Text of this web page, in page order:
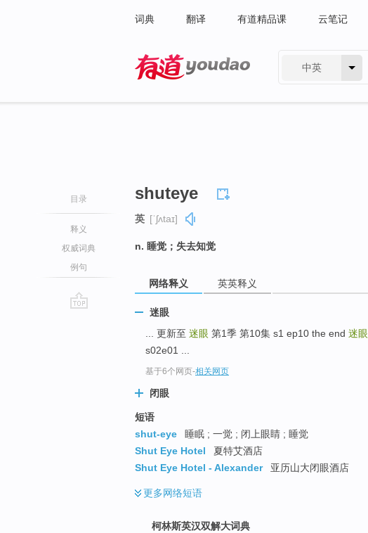
词典 翻译 有道精品课 云笔记
中英
目录
释义
权威词典
例句
shuteye
英 [ˈʃʌtaɪ]
n. 睡觉；失去知觉
网络释义 英英释义
迷眼
... 更新至 迷眼 第1季 第10集 s1 ep10 the end 迷眼
s02e01 ...
基于6个网页-相关网页
闭眼
短语
shut-eye
睡眠 ; 一觉 ; 闭上眼睛 ; 睡觉
Shut Eye Hotel
夏特艾酒店
Shut Eye Hotel - Alexander
亚历山大闭眼酒店
更多网络短语
柯林斯英汉双解大词典